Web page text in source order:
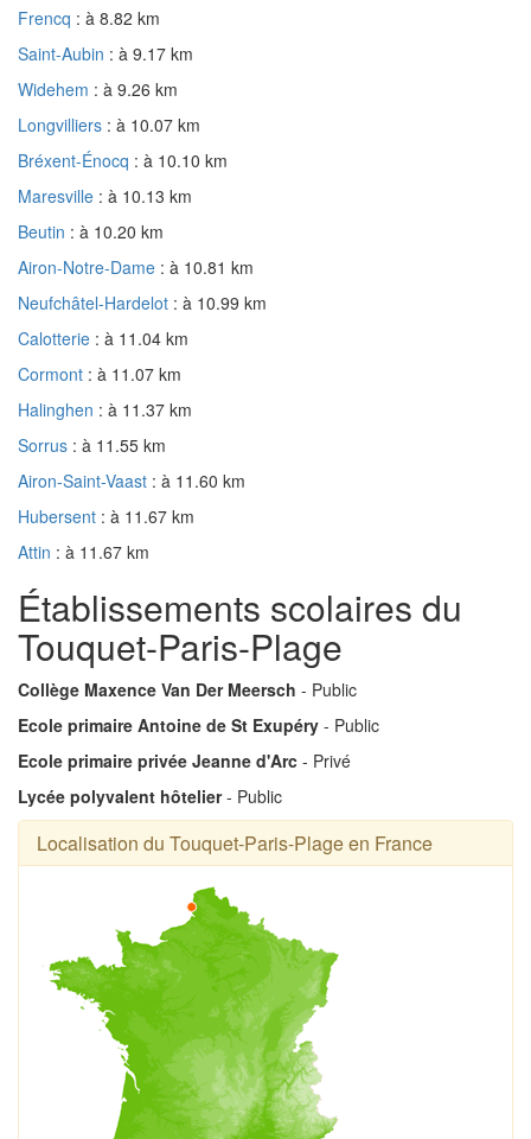
Frencq : à 8.82 km
Saint-Aubin : à 9.17 km
Widehem : à 9.26 km
Longvilliers : à 10.07 km
Bréxent-Énocq : à 10.10 km
Maresville : à 10.13 km
Beutin : à 10.20 km
Airon-Notre-Dame : à 10.81 km
Neufchâtel-Hardelot : à 10.99 km
Calotterie : à 11.04 km
Cormont : à 11.07 km
Halinghen : à 11.37 km
Sorrus : à 11.55 km
Airon-Saint-Vaast : à 11.60 km
Hubersent : à 11.67 km
Attin : à 11.67 km
Établissements scolaires du
Touquet-Paris-Plage
Collège Maxence Van Der Meersch - Public
Ecole primaire Antoine de St Exupéry - Public
Ecole primaire privée Jeanne d'Arc - Privé
Lycée polyvalent hôtelier- Public
Localisation du Touquet-Paris-Plage en France